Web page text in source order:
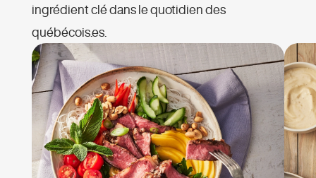
ingrédient clé dans le quotidien des
québécois.es.